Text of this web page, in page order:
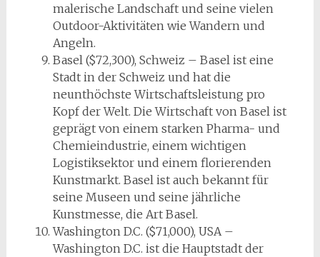
malerische Landschaft und seine vielen
Outdoor-Aktivitäten wie Wandern und
Angeln.
Basel ($72,300), Schweiz – Basel ist eine
Stadt in der Schweiz und hat die
neunthöchste Wirtschaftsleistung pro
Kopf der Welt. Die Wirtschaft von Basel ist
geprägt von einem starken Pharma- und
Chemieindustrie, einem wichtigen
Logistiksektor und einem florierenden
Kunstmarkt. Basel ist auch bekannt für
seine Museen und seine jährliche
Kunstmesse, die Art Basel.
Washington D.C. ($71,000), USA –
Washington D.C. ist die Hauptstadt der